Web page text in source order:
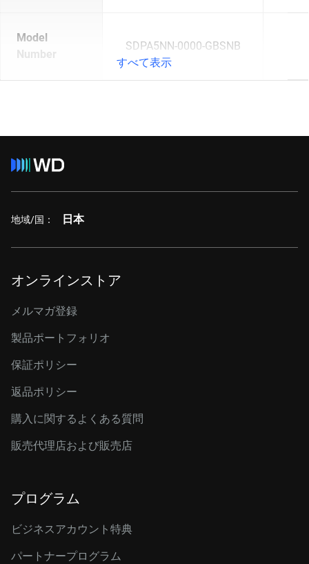
Model
Number
SDPA5NN-0000-GBSNB
すべて表示
地域/国： 日本
オンラインストア
メルマガ登録
製品ポートフォリオ
保証ポリシー
返品ポリシー
購入に関するよくある質問
販売代理店および販売店
プログラム
ビジネスアカウント特典
パートナープログラム